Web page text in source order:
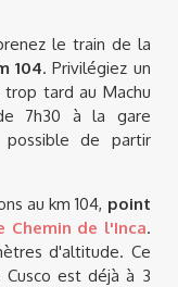
le train de la
104. Privilégiez un
tard au Machu
7h30 à la gare
de partir
au km 104, point
Chemin de l'Inca.
d'altitude. Ce
est déjà à 3